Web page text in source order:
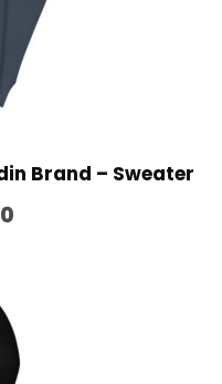
Brand – Sweater